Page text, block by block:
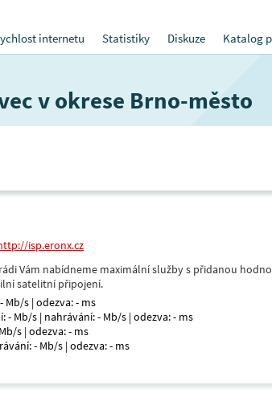
internetu
Statistiky Diskuze Katalog
v okrese Brno-město
isp.eronx.cz
Vám nabídneme maximální služby s přidanou
satelitní připojení.
Mb/s | odezva: - ms
- Mb/s | nahrávání: - Mb/s | odezva: - ms
s | odezva: - ms
- Mb/s | odezva: - ms